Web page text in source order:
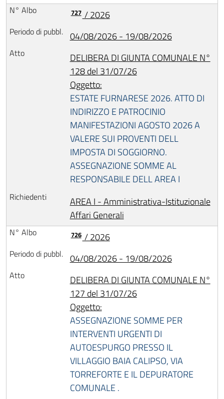
727 / 2026
04/08/2026 - 19/08/2026
DELIBERA DI GIUNTA COMUNALE N°
128 del 31/07/26
Oggetto:
ESTATE FURNARESE 2026. ATTO DI
INDIRIZZO E PATROCINIO
MANIFESTAZIONI AGOSTO 2026 A
VALERE SUI PROVENTI DELL
IMPOSTA DI SOGGIORNO.
ASSEGNAZIONE SOMME AL
RESPONSABILE DELL AREA I
AREA I - Amministrativa-Istituzionale
Affari Generali
726 / 2026
04/08/2026 - 19/08/2026
DELIBERA DI GIUNTA COMUNALE N°
127 del 31/07/26
Oggetto:
ASSEGNAZIONE SOMME PER
INTERVENTI URGENTI DI
AUTOESPURGO PRESSO IL
VILLAGGIO BAIA CALIPSO, VIA
TORREFORTE E IL DEPURATORE
COMUNALE .